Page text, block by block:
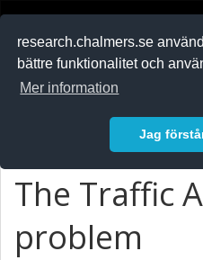
research.chalmers.se
bättre funktionalitet och
Mer information
Jag
The Traffic
problem